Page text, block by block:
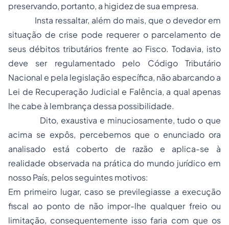
preservando, portanto, a higidez de sua empresa.
Insta ressaltar, além do mais, que o devedor em
situação de crise pode requerer o parcelamento de
seus débitos tributários frente ao Fisco. Todavia, isto
deve ser regulamentado pelo Código Tributário
Nacional e pela legislação específica, não abarcando a
Lei de Recuperação Judicial e Falência, a qual apenas
lhe cabe à lembrança dessa possibilidade.
Dito, exaustiva e minuciosamente, tudo o que
acima se expôs, percebemos que o enunciado ora
analisado está coberto de razão e aplica-se à
realidade observada na prática do mundo jurídico em
nosso País, pelos seguintes motivos:
Em primeiro lugar, caso se previlegiasse a execução
fiscal ao ponto de não impor-lhe qualquer freio ou
limitação, consequentemente isso faria com que os